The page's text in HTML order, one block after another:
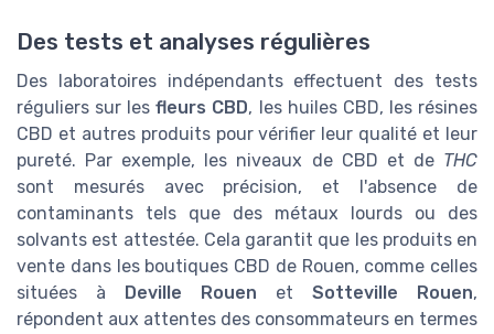
Des tests et analyses régulières
Des laboratoires indépendants effectuent des tests
réguliers sur lesfleurs CBD, les huiles CBD, les résines
CBD et autres produits pour vérifier leur qualité et leur
pureté. Par exemple, les niveaux de CBD et de THC
sont mesurés avec précision, et l'absence de
contaminants tels que des métaux lourds ou des
solvants est attestée. Cela garantit que les produits en
vente dans les boutiques CBD de Rouen, comme celles
situées à
Deville Rouen et Sotteville Rouen,
répondent aux attentes des consommateurs en termes